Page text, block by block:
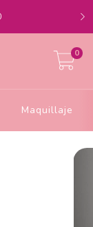
0
Maquillaje